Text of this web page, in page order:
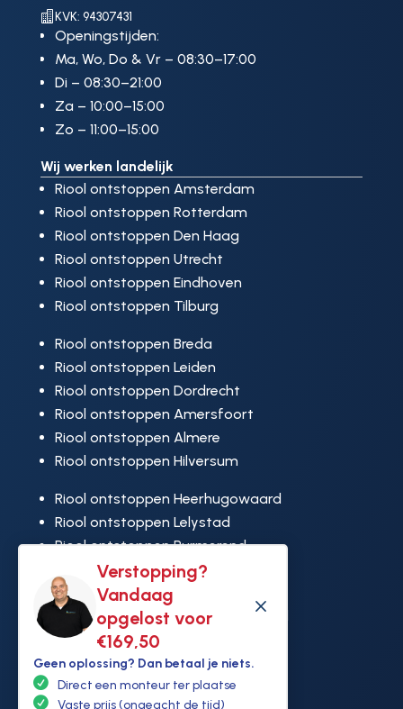
Verstopping?
Vandaag
opgelost voor
€169,50
M
Geen oplossing? Dan betaal je niets.
Direct een monteur ter plaatse
Vaste prijs (ongeacht de tijd)
 KVK: 94307431
Openingstijden:
Ma, Wo, Do & Vr – 08:30–17:00
Di – 08:30–21:00
Za – 10:00–15:00
Zo – 11:00–15:00
Wij werken landelijk
Riool ontstoppen Amsterdam
Riool ontstoppen Rotterdam
Riool ontstoppen Den Haag
Riool ontstoppen Utrecht
Riool ontstoppen Eindhoven
Riool ontstoppen Tilburg
Riool ontstoppen Breda
Riool ontstoppen Leiden
Riool ontstoppen Dordrecht
Riool ontstoppen Amersfoort
Riool ontstoppen Almere
Riool ontstoppen Hilversum
Riool ontstoppen Heerhugowaard
Riool ontstoppen Lelystad
Riool ontstoppen Purmerend
Riool ontstoppen Ridderkerk
Riool ontstoppen Rijswijk
Riool ontstoppen Hoek van Holland